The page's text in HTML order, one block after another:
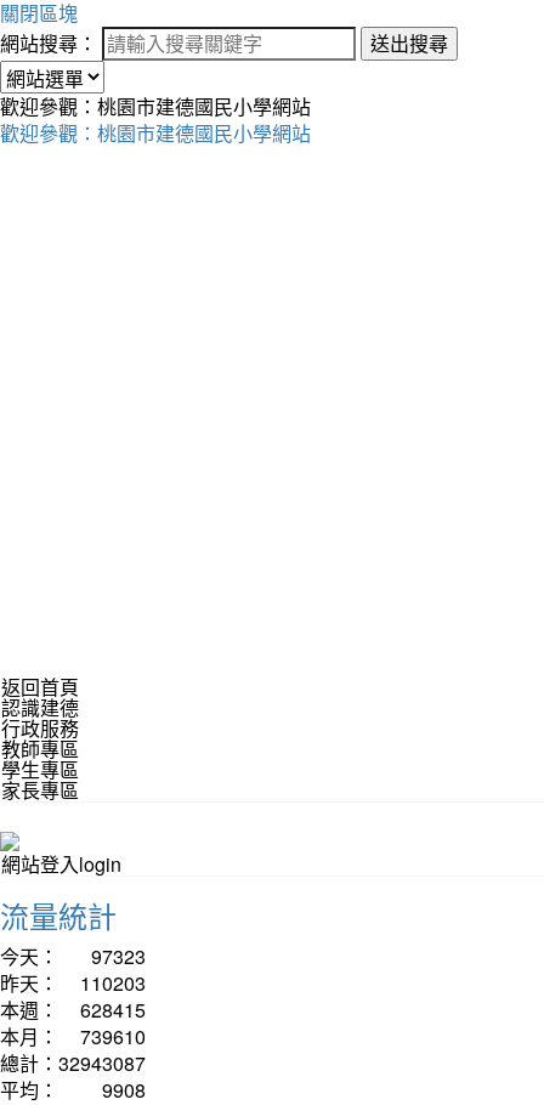
關閉區塊
網站搜尋：
送出搜尋
歡迎參觀：桃園市建德國民小學網站
歡迎參觀：桃園市建德國民小學網站
返回首頁
認識建德
行政服務
教師專區
學生專區
家長專區
網站登入login
流量統計
今天：
97323
昨天：
110203
本週：
628415
本月：
739610
總計： 32943087
平均：
9908